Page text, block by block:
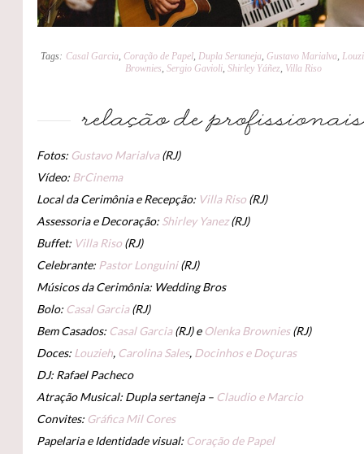
Tags: Casal Garcia, Coração de Papel,Dupla Sertaneja, Gustavo Marialva,
Brownies, Sergio Gavioli, Shirley Yáñez, Villa Riso
Fotos: Gustavo Marialva(RJ)
Vídeo: BrCinema
Local da Cerimônia e Recepção: Villa Riso (RJ)
Assessoria e Decoração: Shirley Yanez(RJ)
Buffet: Villa Riso (RJ)
Celebrante: Pastor Longuini(RJ)
Músicos da Cerimônia: Wedding Bros
Bolo: Casal Garcia(RJ)
Bem Casados: Casal Garcia(RJ) e Olenka Brownies(RJ)
Doces: Louzieh, Carolina Sales, Docinhos e Doçuras
DJ: Rafael Pacheco
Atração Musical: Dupla sertaneja – Claudio e Marcio
Convites: Gráfica Mil Cores
Papelaria e Identidade visual: Coração de Papel